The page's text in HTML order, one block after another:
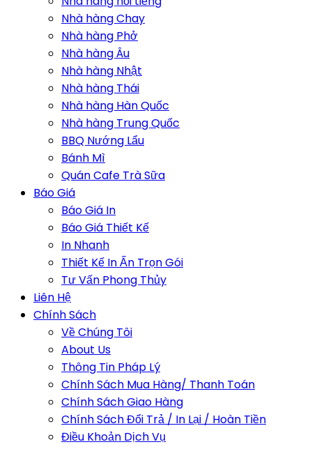
Nhà hàng Chay
Nhà hàng Phở
Nhà hàng Âu
Nhà hàng Nhật
Nhà hàng Thái
Nhà hàng Hàn Quốc
Nhà hàng Trung Quốc
BBQ Nướng Lẩu
Bánh Mì
Quán Cafe Trà Sữa
Báo Giá
Báo Giá In
Báo Giá Thiết Kế
In Nhanh
Thiết Kế In Ấn Trọn Gói
Tư Vấn Phong Thủy
Liên Hệ
Chính Sách
Về Chúng Tôi
About Us
Thông Tin Pháp Lý
Chính Sách Mua Hàng/ Thanh Toán
Chính Sách Giao Hàng
Chính Sách Đổi Trả / In Lại / Hoàn Tiền
Điều Khoản Dịch Vụ